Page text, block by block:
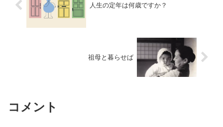
人生の定年は何歳ですか？
祖母と暮らせば
コメント